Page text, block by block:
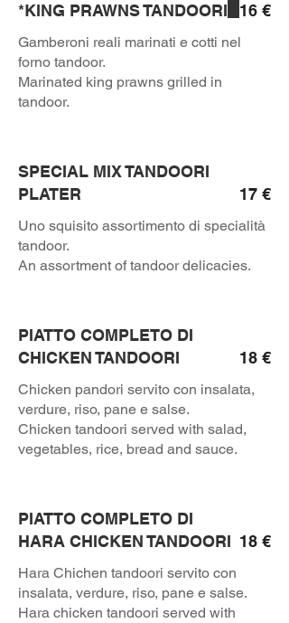
*KING PRAWNS TANDOORI
Gamberoni reali marinati e cotti nel
forno tandoor.
Marinated king prawns grilled in
tandoor.
16 €
SPECIAL MIX TANDOORI
PLATER
Uno squisito assortimento di specialità
tandoor.
An assortment of tandoor delicacies.
17 €
PIATTO COMPLETO DI
CHICKEN TANDOORI
Chicken pandori servito con insalata,
verdure, riso, pane e salse.
Chicken tandoori served with salad,
vegetables, rice, bread and sauce.
18 €
PIATTO COMPLETO DI
HARA CHICKEN TANDOORI
Hara Chichen tandoori servito con
insalata, verdure, riso, pane e salse.
Hara chicken tandoori served with
18 €